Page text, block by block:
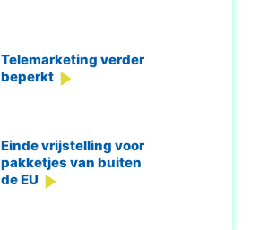
Telemarketing verder
beperkt
Einde vrijstelling voor
pakketjes van buiten
de EU